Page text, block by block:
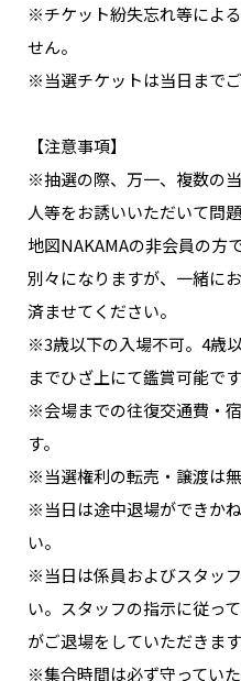
※チケット紛失忘れ等によ
せん。
※当選チケットは当日まで
【注意事項】
※抽選の際、万一、複数の
人等をお誘いいただいて問
地図NAKAMAの非会員の方
別々になりますが、一緒に
済ませてください。
※3歳以下の入場不可。4歳
までひざ上にて鑑賞可能です
※会場までの往復交通費・
す。
※当選権利の転売・譲渡は
※当日は途中退場ができか
い。
※当日は係員およびスタッ
い。スタッフの指示に従っ
がご退場をしていただきます
※集合時間は必ず守ってい